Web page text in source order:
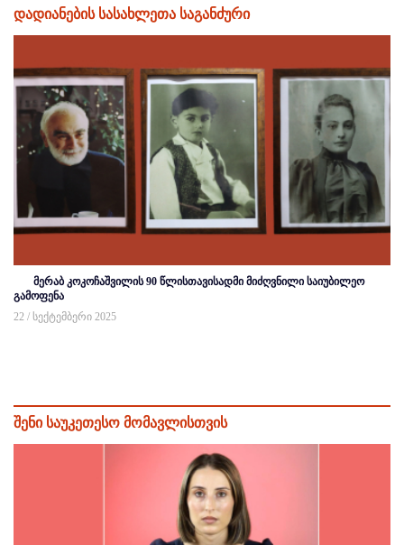
დადიანების სასახლეთა საგანძური
მერაბ კოკოჩაშვილის 90 წლისთავისადმი მიძღვნილი საიუბილეო
გამოფენა
22 / სექტემბერი 2025
შენი საუკეთესო მომავლისთვის